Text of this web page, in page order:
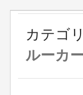
カテゴ
ルーカ